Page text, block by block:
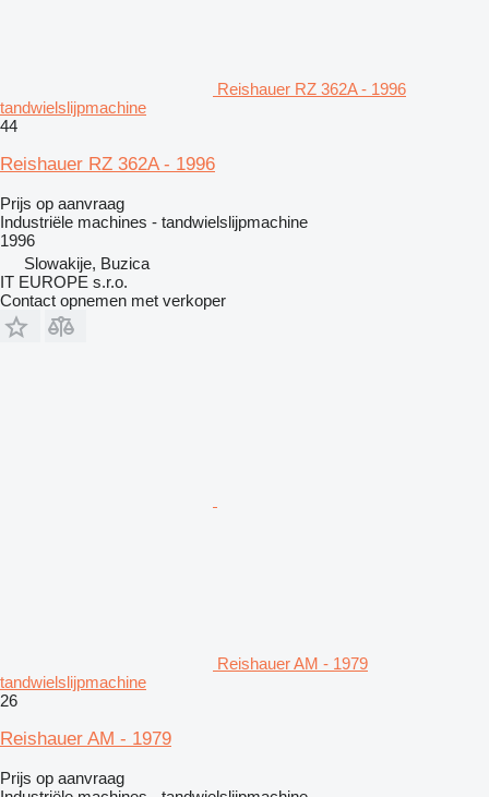
Reishauer RZ 362A - 1996
tandwielslijpmachine
44
Reishauer RZ 362A - 1996
Prijs op aanvraag
Industriële machines - tandwielslijpmachine
1996
Slowakije, Buzica
IT EUROPE s.r.o.
Contact opnemen met verkoper
Reishauer AM - 1979
tandwielslijpmachine
26
Reishauer AM - 1979
Prijs op aanvraag